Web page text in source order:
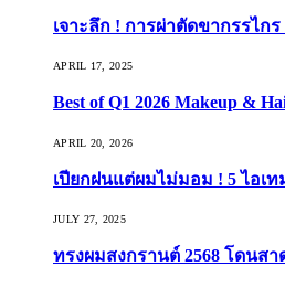
เจาะลึก ! การผ่าตัดขากรรไ
APRIL 17, 2025
Best of Q1 2026 Makeup &
APRIL 20, 2026
เปียกฝนแต่ผมไม่มอม ! 5 ไอเ
JULY 27, 2025
ทรงผมสงกรานต์ 2568 โดนสา